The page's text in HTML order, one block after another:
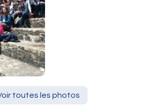
toutes les photos